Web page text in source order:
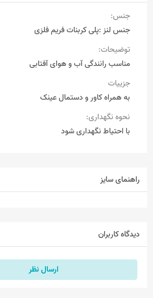
جنس:
جنس لنز :پلی کربنات فریم فلزی
توضیحات:
مناسب رانندگی آب و هوای آفتابی
جزییات
به همراه کاور و دستمال عینک
نحوه نگهداری:
با احتیاط نگهداری شود
راهنمای سایز
دیدگاه کاربران
ارسال نظر